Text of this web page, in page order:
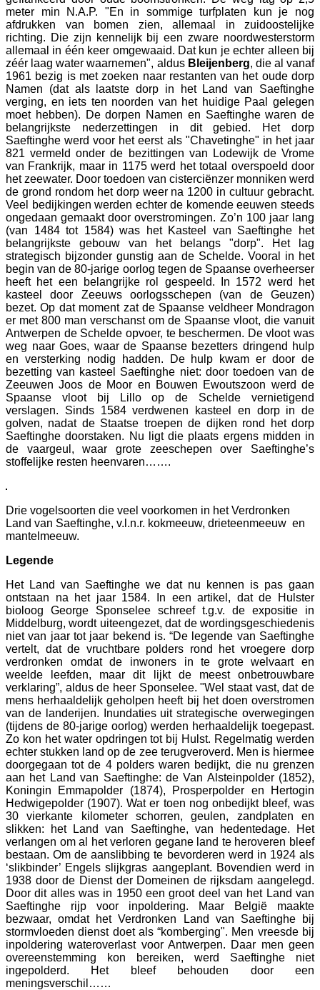
meter min N.A.P. "En in sommige turfplaten kun je nog
afdrukken van bomen zien, allemaal in zuidoostelijke
richting. Die zijn kennelijk bij een zware noordwesterstorm
allemaal in één keer omgewaaid. Dat kun je echter alleen bij
zéér laag water waarnemen", aldus Bleijenberg, die al vanaf
1961 bezig is met zoeken naar restanten van het oude dorp
Namen (dat als laatste dorp in het Land van Saeftinghe
verging, en iets ten noorden van het huidige Paal gelegen
moet hebben). De dorpen Namen en Saeftinghe waren de
belangrijkste nederzettingen in dit gebied. Het dorp
Saeftinghe werd voor het eerst als "Chavetinghe" in het jaar
821 vermeld onder de bezittingen van Lodewijk de Vrome
van Frankrijk, maar in 1175 werd het totaal overspoeld door
het zeewater. Door toedoen van cisterciënzer monniken werd
de grond rondom het dorp weer na 1200 in cultuur gebracht.
Veel bedijkingen werden echter de komende eeuwen steeds
ongedaan gemaakt door overstromingen. Zo’n 100 jaar lang
(van 1484 tot 1584) was het Kasteel van Saeftinghe het
belangrijkste gebouw van het belangs "dorp". Het lag
strategisch bijzonder gunstig aan de Schelde. Vooral in het
begin van de 80-jarige oorlog tegen de Spaanse overheerser
heeft het een belangrijke rol gespeeld. In 1572 werd het
kasteel door Zeeuws oorlogsschepen (van de Geuzen)
bezet. Op dat moment zat de Spaanse veldheer Mondragon
er met 800 man verschanst om de Spaanse vloot, die vanuit
Antwerpen de Schelde opvoer, te beschermen. De vloot was
weg naar Goes, waar de Spaanse bezetters dringend hulp
en versterking nodig hadden. De hulp kwam er door de
bezetting van kasteel Saeftinghe niet: door toedoen van de
Zeeuwen Joos de Moor en Bouwen Ewoutszoon werd de
Spaanse vloot bij Lillo op de Schelde vernietigend
verslagen. Sinds 1584 verdwenen kasteel en dorp in de
golven, nadat de Staatse troepen de dijken rond het dorp
Saeftinghe doorstaken. Nu ligt die plaats ergens midden in
de vaargeul, waar grote zeeschepen over Saeftinghe’s
stoffelijke resten heenvaren…….
Drie vogelsoorten die veel voorkomen in het Verdronken
Land van Saeftinghe, v.l.n.r. kokmeeuw, drieteenmeeuw en
mantelmeeuw.
Legende
Het Land van Saeftinghe we dat nu kennen is pas gaan
ontstaan na het jaar 1584. In een artikel, dat de Hulster
bioloog George Sponselee schreef t.g.v. de expositie in
Middelburg, wordt uiteengezet, dat de wordingsgeschiedenis
niet van jaar tot jaar bekend is. “De legende van Saeftinghe
vertelt, dat de vruchtbare polders rond het vroegere dorp
verdronken omdat de inwoners in te grote welvaart en
weelde leefden, maar dit lijkt de meest onbetrouwbare
verklaring”, aldus de heer Sponselee. "Wel staat vast, dat de
mens herhaaldelijk geholpen heeft bij het doen overstromen
van de landerijen. Inundaties uit strategische overwegingen
(tijdens de 80-jarige oorlog) werden herhaaldelijk toegepast.
Zo kon het water opdringen tot bij Hulst. Regelmatig werden
echter stukken land op de zee terugveroverd. Men is hiermee
doorgegaan tot de 4 polders waren bedijkt, die nu grenzen
aan het Land van Saeftinghe: de Van Alsteinpolder (1852),
Koningin Emmapolder (1874), Prosperpolder en Hertogin
Hedwigepolder (1907). Wat er toen nog onbedijkt bleef, was
30 vierkante kilometer schorren, geulen, zandplaten en
slikken: het Land van Saeftinghe, van hedentedage. Het
verlangen om al het verloren gegane land te heroveren bleef
bestaan. Om de aanslibbing te bevorderen werd in 1924 als
‘slikbinder’ Engels slijkgras aangeplant. Bovendien werd in
1938 door de Dienst der Domeinen de rijksdam aangelegd.
Door dit alles was in 1950 een groot deel van het Land van
Saeftinghe rijp voor inpoldering. Maar België maakte
bezwaar, omdat het Verdronken Land van Saeftinghe bij
stormvloeden dienst doet als “komberging". Men vreesde bij
inpoldering wateroverlast voor Antwerpen. Daar men geen
overeenstemming kon bereiken, werd Saeftinghe niet
ingepolderd. Het bleef behouden door een
meningsverschil……